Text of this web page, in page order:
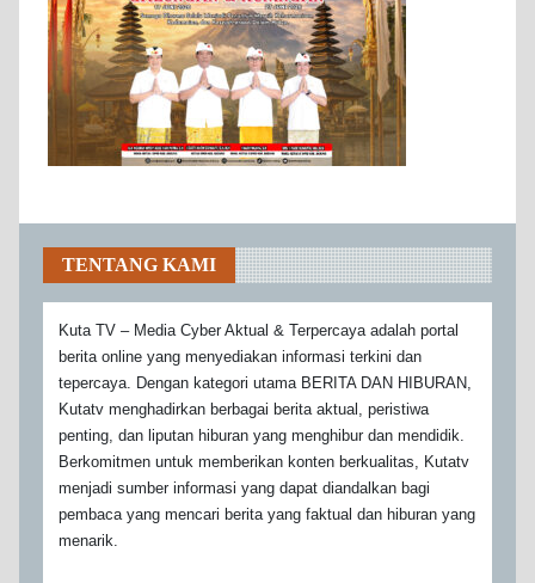
TENTANG KAMI
Kuta TV – Media Cyber Aktual & Terpercaya adalah portal
berita online yang menyediakan informasi terkini dan
tepercaya. Dengan kategori utama BERITA DAN HIBURAN,
Kutatv menghadirkan berbagai berita aktual, peristiwa
penting, dan liputan hiburan yang menghibur dan mendidik.
Berkomitmen untuk memberikan konten berkualitas, Kutatv
menjadi sumber informasi yang dapat diandalkan bagi
pembaca yang mencari berita yang faktual dan hiburan yang
menarik.